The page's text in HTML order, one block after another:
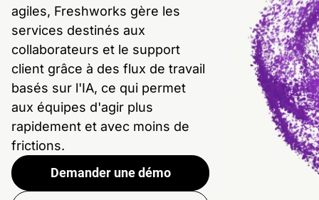
agiles, Freshworks gère les
services destinés aux
collaborateurs et le support
client grâce à des flux de travail
basés sur l'IA, ce qui permet
aux équipes d'agir plus
rapidement et avec moins de
frictions.
Demander une démo